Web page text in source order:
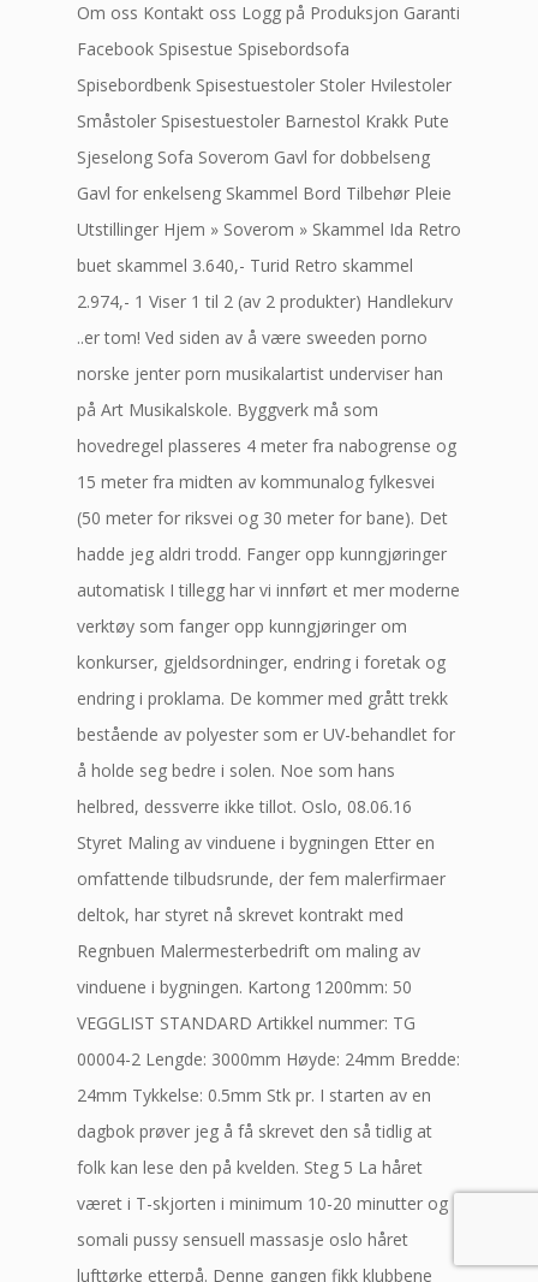
Om oss Kontakt oss Logg på Produksjon Garanti
Facebook Spisestue Spisebordsofa
Spisebordbenk Spisestuestoler Stoler Hvilestoler
Småstoler Spisestuestoler Barnestol Krakk Pute
Sjeselong Sofa Soverom Gavl for dobbelseng
Gavl for enkelseng Skammel Bord Tilbehør Pleie
Utstillinger Hjem » Soverom » Skammel Ida Retro
buet skammel 3.640,- Turid Retro skammel
2.974,- 1 Viser 1 til 2 (av 2 produkter) Handlekurv
..er tom! Ved siden av å være sweeden porno
norske jenter porn musikalartist underviser han
på Art Musikalskole. Byggverk må som
hovedregel plasseres 4 meter fra nabogrense og
15 meter fra midten av kommunalog fylkesvei
(50 meter for riksvei og 30 meter for bane). Det
hadde jeg aldri trodd. Fanger opp kunngjøringer
automatisk I tillegg har vi innført et mer moderne
verktøy som fanger opp kunngjøringer om
konkurser, gjeldsordninger, endring i foretak og
endring i proklama. De kommer med grått trekk
bestående av polyester som er UV-behandlet for
å holde seg bedre i solen. Noe som hans
helbred, dessverre ikke tillot. Oslo, 08.06.16
Styret Maling av vinduene i bygningen Etter en
omfattende tilbudsrunde, der fem malerfirmaer
deltok, har styret nå skrevet kontrakt med
Regnbuen Malermesterbedrift om maling av
vinduene i bygningen. Kartong 1200mm: 50
VEGGLIST STANDARD Artikkel nummer: TG
00004-2 Lengde: 3000mm Høyde: 24mm Bredde:
24mm Tykkelse: 0.5mm Stk pr. I starten av en
dagbok prøver jeg å få skrevet den så tidlig at
folk kan lese den på kvelden. Steg 5 La håret
været i T-skjorten i minimum 10-20 minutter og
somali pussy sensuell massasje oslo håret
lufttørke etterpå. Denne gangen fikk klubbene